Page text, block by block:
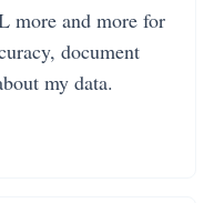
more and more for
document
my data.